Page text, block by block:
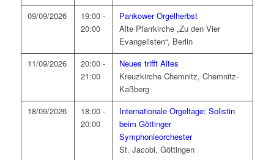
09/09/2026
19:00 -
20:00
Pankower Orgelherbst
Alte Pfarrkirche „Zu den Vier
Evangelisten“, Berlin
11/09/2026
20:00 -
21:00
Neues trifft Altes
Kreuzkirche Chemnitz, Chemnitz-
Kaßberg
18/09/2026
18:00 -
20:00
Internationale Orgeltage: Solistin
beim Göttinger
Symphonieorchester
St. Jacobi, Göttingen